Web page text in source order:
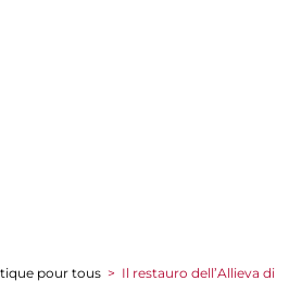
pour tous > Il restauro dell’Allieva di